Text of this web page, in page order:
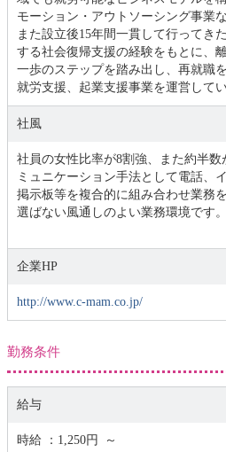
モーション・アウトソーシング事業
また設立後15年間一貫して行ってき
する社会復帰支援の経験をもとに、
一歩のステップを踏み出し、再就職
就労支援、起業支援事業を運営してい
社風
社員の女性比率が8割強、また約半
ミュニケーション手法として電話、
掲示板等を複合的に組み合わせ業務
選ばない風通しのよい業務環境です。
企業HP
http://www.c-mam.co.jp/
勤務条件
給与
時給 ：1,250円 ～